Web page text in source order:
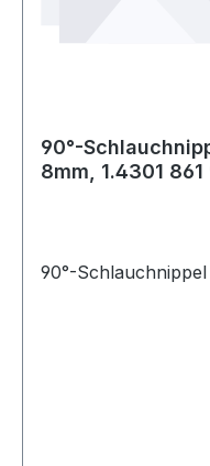
90°-
8mm, 1.4301
90°-